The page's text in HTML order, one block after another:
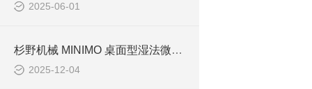
2025-06-01
杉野机械 MINIMO 桌面型湿法微粒化装置：精细分散与纳米乳化的实验室精密
2025-12-04